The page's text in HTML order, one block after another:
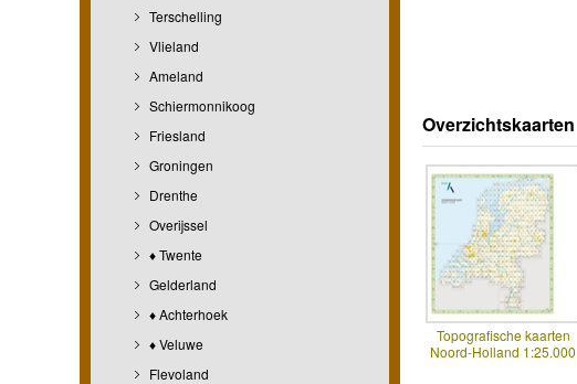
Terschelling
Vlieland
Ameland
Schiermonnikoog
Friesland
Groningen
Drenthe
Overijssel
♦ Twente
Gelderland
♦ Achterhoek
♦ Veluwe
Flevoland
Overzichtskaarten
Topografische kaarten
Noord-Holland 1:25.000